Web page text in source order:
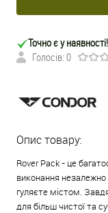
Точно є у наявності!
Голосів: 0
Опис товару:
Rover Pack - це
виконання незалежно
гуляєте містом.
для більш чистої та